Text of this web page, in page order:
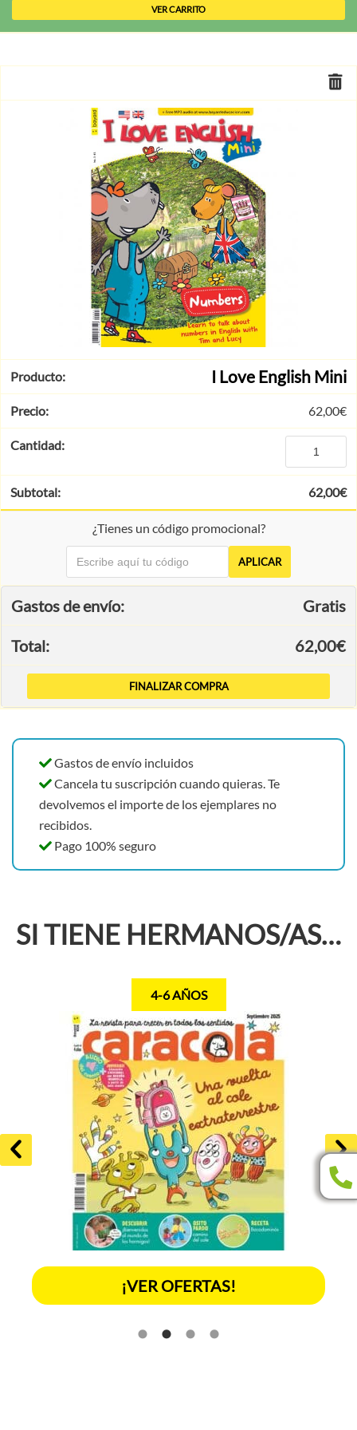
VER CARRITO
I Love English Mini
62,00€
62,00€
¿Tienes un código promocional?
APLICAR
Gratis
62,00€
FINALIZAR COMPRA
Gastos de envío incluidos
Cancela tu suscripción cuando quieras. Te
devolvemos el importe de los ejemplares no
recibidos.
Pago 100% seguro
SI TIENE HERMANOS/AS…
4-6 AÑOS
¡VER OFERTAS!